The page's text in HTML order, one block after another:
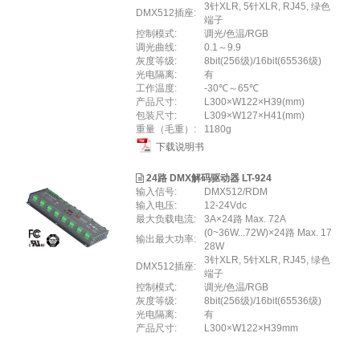
DMX512插座:
3针XLR, 5针XLR, RJ45, 绿色
端子
控制模式:
调光/色温/RGB
调光曲线:
0.1～9.9
灰度等级:
8bit(256级)/16bit(65536级)
光电隔离:
有
工作温度:
-30℃～65℃
产品尺寸:
L300×W122×H39(mm)
包装尺寸:
L309×W127×H41(mm)
重量（毛重）:
1180g
下载说明书
24路 DMX解码驱动器 LT-924
输入信号:
DMX512/RDM
输入电压:
12-24Vdc
最大负载电流:
3A×24路 Max. 72A
输出最大功率:
(0~36W...72W)×24路 Max. 17
28W
DMX512插座:
3针XLR, 5针XLR, RJ45, 绿色
端子
控制模式:
调光/色温/RGB
灰度等级:
8bit(256级)/16bit(65536级)
光电隔离:
有
产品尺寸:
L300×W122×H39mm